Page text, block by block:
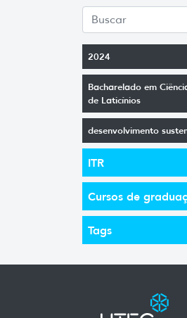
2024
Bacharelado em
de Laticínios
desenvolvimento
ITR
Cursos de
Tags